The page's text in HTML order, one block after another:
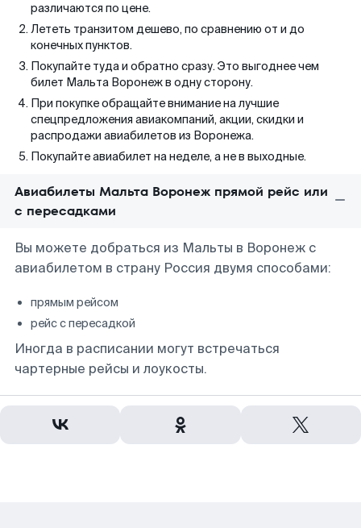
различаются по цене.
Лететь транзитом дешево, по сравнению от и до
конечных пунктов.
Покупайте туда и обратно сразу. Это выгоднее чем
билет Мальта Воронеж в одну сторону.
При покупке обращайте внимание на лучшие
спецпредложения авиакомпаний, акции, скидки и
распродажи авиабилетов из Воронежа.
Покупайте авиабилет на неделе, а не в выходные.
Авиабилеты Мальта Воронеж прямой рейс или
с пересадками
Вы можете добраться из Мальты в Воронеж с
авиабилетом в страну Россия двумя способами:
прямым рейсом
рейс с пересадкой
Иногда в расписании могут встречаться
чартерные рейсы и лоукосты.